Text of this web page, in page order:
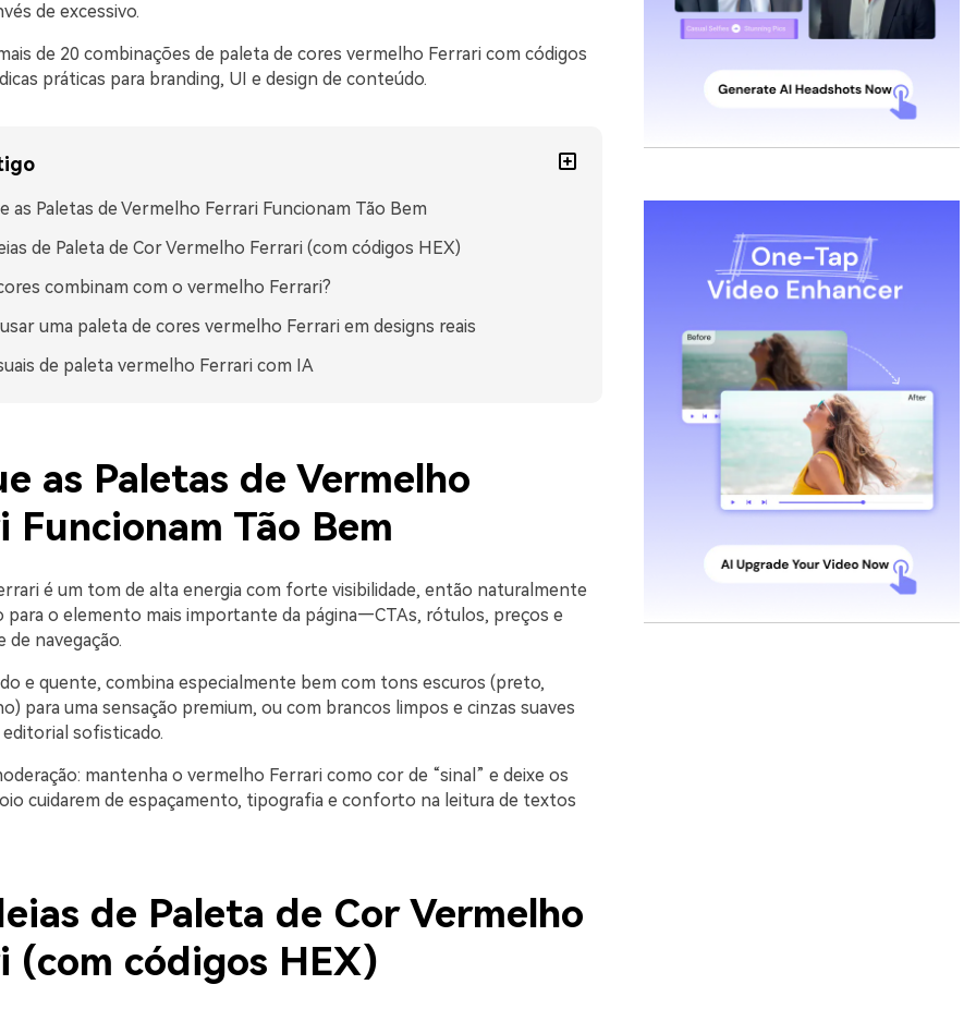
de excessivo.
de 20 combinações de paleta de cores vermelho Ferrari com códigos
práticas para branding, UI e design de conteúdo.
as Paletas de Vermelho Ferrari Funcionam Tão Bem
de Paleta de Cor Vermelho Ferrari (com códigos HEX)
combinam com o vermelho Ferrari?
uma paleta de cores vermelho Ferrari em designs reais
de paleta vermelho Ferrari com IA
as Paletas de Vermelho
Funcionam Tão Bem
é um tom de alta energia com forte visibilidade, então naturalmente
para o elemento mais importante da página—CTAs, rótulos, preços e
navegação.
e quente, combina especialmente bem com tons escuros (preto,
para uma sensação premium, ou com brancos limpos e cinzas suaves
editorial sofisticado.
mantenha o vermelho Ferrari como cor de “sinal” e deixe os
cuidarem de espaçamento, tipografia e conforto na leitura de textos
de Paleta de Cor Vermelho
(com códigos HEX)